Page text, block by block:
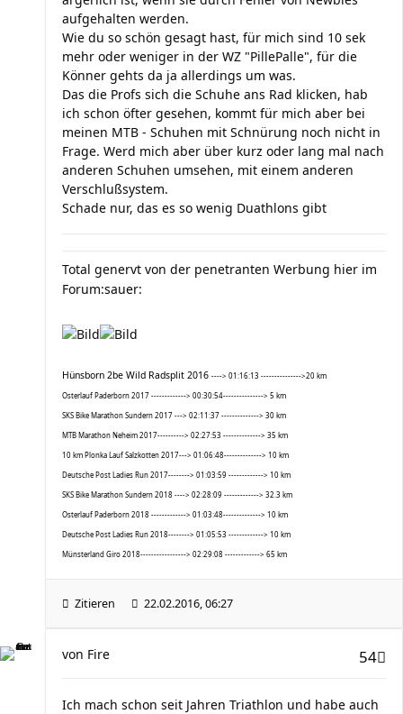
aufgehalten werden.
Wie du so schön gesagt hast, für mich sind 10 sek
mehr oder weniger in der WZ "PillePalle", für die
Könner gehts da ja allerdings um was.
Das die Profs sich die Schuhe ans Rad klicken, hab
ich schon öfter gesehen, kommt für mich aber bei
meinen MTB - Schuhen mit Schnürung noch nicht in
Frage. Werd mich aber über kurz oder lang mal nach
anderen Schuhen umsehen, mit einem anderen
Verschlußsystem.
Schade nur, das es so wenig Duathlons gibt
Total genervt von der penetranten Werbung hier im
Forum:sauer:
Hünsborn 2be Wild Radsplit 2016 ----> 01:16:13 --------------->20 km
Osterlauf Paderborn 2017 -------------> 00:30:54---------------> 5 km
SKS Bike Marathon Sundern 2017 ---> 02:11:37 --------------> 30 km
MTB Marathon Neheim 2017----------> 02:27:53 --------------> 35 km
10 km Plonka Lauf Salzkotten 2017---> 01:06:48--------------> 10 km
Deutsche Post Ladies Run 2017--------> 01:03:59 -------------> 10 km
SKS Bike Marathon Sundern 2018 ----> 02:28:09 -------------> 32.3 km
Osterlauf Paderborn 2018 -------------> 01:03:48--------------> 10 km
Deutsche Post Ladies Run 2018--------> 01:05:53 -------------> 10 km
Münsterland Giro 2018-----------------> 02:29:08 -------------> 65 km
Zitieren 22.02.2016, 06:27
54
von Fire
Ich mach schon seit Jahren Triathlon und habe auch